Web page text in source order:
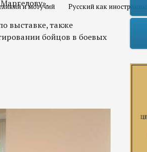
и могучий Русский как иностранный
выставке, также
бойцов в боевых